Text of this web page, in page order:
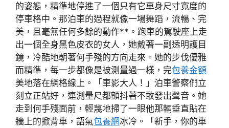
的姿態，精準地停進了一個只有它車身尺寸寬度的
停車格中。那泊車的過程就像一場舞蹈，流暢、完
美，且毫無任何多餘的動作**。跑車的駕駛座上走
出一個全身黑色皮衣的女人，她戴著一副透明護目
鏡，冷酷地朝著何手殘的方向走來。她的步伐優雅
而精準，每一步都像是被測量過一樣，完包養金額
美地落在網格線上。「車影大人！」泊車警察們立
刻立正站好，連測量尺都顫抖著不敢發出聲音。她
走到何手殘面前，輕蔑地掃了一眼他那輛垂直貼在
牆上的掀背車，語氣包養網冰冷。「新手，你的車